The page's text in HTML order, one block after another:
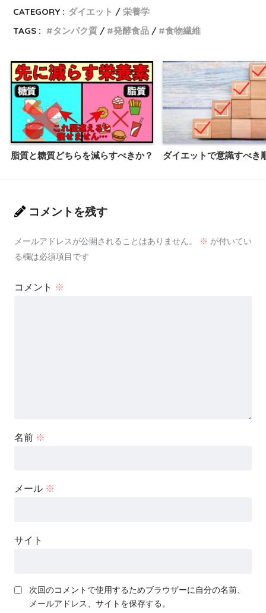
CATEGORY : ダイエット
栄養学
TAGS :
タンパク質 発酵食品 食物繊維
脂質と糖質どちらを減らすべきか？ ダイエットで意識すべき
コメントを残す
メールアドレスが公開されることはありません。 ※ が付いてい
る欄は必須項目です
コメント ※
名前 ※
メール ※
サイト
次回のコメントで使用するためブラウザーに自分の名前、
メールアドレス、サイトを保存する。